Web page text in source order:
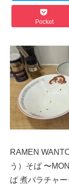
Pocket
RAMEN
う）そば 〜
ば 煮バラチャ